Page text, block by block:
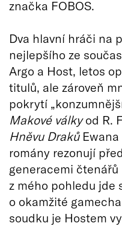
značka FOBOS.
Dva hlavní hráči na
nejlepšího ze
Argo a Host, letos
titulů, ale zároveň
pokrytí
Makové válkyod R.
Hněvu DrakůEwana
romány rezonují
generacemi
z mého pohledu jde
o okamžité
soudku je Hostem